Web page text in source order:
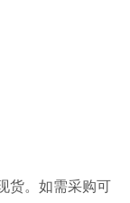
货。如需采购可